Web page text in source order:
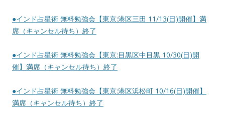
●インド占星術 無料勉強会【東京:港区三田 11/13(日)開催】満
席（キャンセル待ち）終了
●インド占星術 無料勉強会【東京:目黒区中目黒 10/30(日)開
催】満席（キャンセル待ち）終了
●インド占星術 無料勉強会【東京:港区浜松町 10/16(日)開催】
満席（キャンセル待ち）終了